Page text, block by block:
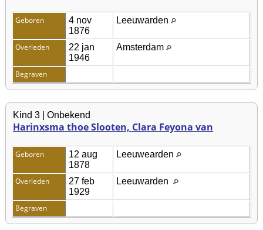
Geboren
4 nov
1876
Leeuwarden
Overleden
22 jan
1946
Amsterdam
Begraven
Kind 3 | Onbekend
Harinxsma thoe Slooten, Clara Feyona van
Geboren
12 aug
1878
Leeuwearden
Overleden
27 feb
1929
Leeuwarden
Begraven